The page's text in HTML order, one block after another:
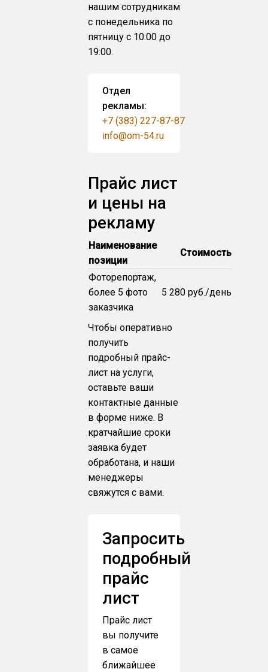
нашим сотрудникам
с понедельника по
пятницу с 10:00 до
19:00.
Отдел
рекламы:
+7 (383) 227-87-87
info@om-54.ru
Прайс лист
и цены на
рекламу
Наименование
позиции
Стоимость
Фоторепортаж,
более 5 фото
заказчика
5 280 руб./день
Чтобы оперативно
получить
подробный прайс-
лист на услуги,
оставьте ваши
контактные данные
в форме ниже. В
кратчайшие сроки
заявка будет
обработана, и наши
менеджеры
свяжутся с вами.
Запросить
подробный
прайс
лист
Прайс лист
вы получите
в самое
ближайшее